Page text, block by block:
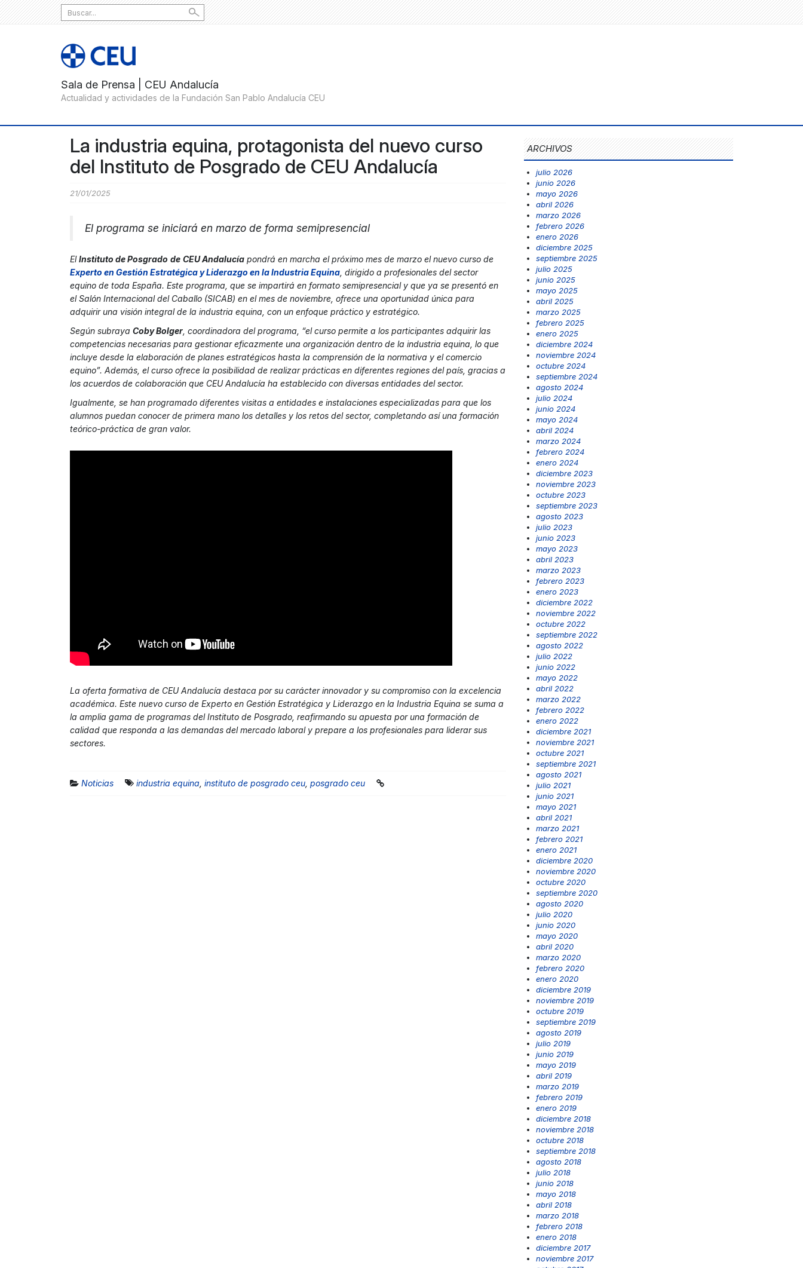
Search
for:
La industria equina, protagonista del nuevo curso
del Instituto de Posgrado de CEU Andalucía
21/01/2025
El programa se iniciará en marzo de forma semipresencial
ElInstituto de Posgrado de CEU Andalucía pondrá en marcha el próximo mes de marzo el nuevo curso de
Experto en Gestión Estratégica y Liderazgo en la Industria Equina , dirigido a profesionales del sector
equino de toda España. Este programa, que se impartirá en formato semipresencial y que ya se presentó en
el Salón Internacional del Caballo (SICAB) en el mes de noviembre, ofrece una oportunidad única para
adquirir una visión integral de la industria equina, con un enfoque práctico y estratégico.
Según subraya Coby Bolger , coordinadora del programa, “el curso permite a los participantes adquirir las
competencias necesarias para gestionar eficazmente una organización dentro de la industria equina, lo que
incluye desde la elaboración de planes estratégicos hasta la comprensión de la normativa y el comercio
equino”. Además, el curso ofrece la posibilidad de realizar prácticas en diferentes regiones del país, gracias a
los acuerdos de colaboración que CEU Andalucía ha establecido con diversas entidades del sector.
Igualmente, se han programado diferentes visitas a entidades e instalaciones especializadas para que los
alumnos puedan conocer de primera mano los detalles y los retos del sector, completando así una formación
teórico-práctica de gran valor.
La oferta formativa de CEU Andalucía destaca por su carácter innovador y su compromiso con la excelencia
académica. Este nuevo curso de Experto en Gestión Estratégica y Liderazgo en la Industria Equina se suma a
la amplia gama de programas del Instituto de Posgrado, reafirmando su apuesta por una formación de
calidad que responda a las demandas del mercado laboral y prepare a los profesionales para liderar sus
sectores.
Noticias industria equina instituto de posgrado ceu posgrado ceu
ARCHIVOS
julio 2026
junio 2026
mayo 2026
abril 2026
marzo 2026
febrero 2026
enero 2026
diciembre 2025
septiembre 2025
julio 2025
junio 2025
mayo 2025
abril 2025
marzo 2025
febrero 2025
enero 2025
diciembre 2024
noviembre 2024
octubre 2024
septiembre 2024
agosto 2024
julio 2024
junio 2024
mayo 2024
abril 2024
marzo 2024
febrero 2024
enero 2024
diciembre 2023
noviembre 2023
octubre 2023
septiembre 2023
agosto 2023
julio 2023
junio 2023
mayo 2023
abril 2023
marzo 2023
febrero 2023
enero 2023
diciembre 2022
noviembre 2022
octubre 2022
septiembre 2022
agosto 2022
julio 2022
junio 2022
mayo 2022
abril 2022
marzo 2022
febrero 2022
enero 2022
diciembre 2021
noviembre 2021
octubre 2021
septiembre 2021
agosto 2021
julio 2021
junio 2021
mayo 2021
abril 2021
marzo 2021
febrero 2021
enero 2021
diciembre 2020
noviembre 2020
octubre 2020
septiembre 2020
agosto 2020
julio 2020
junio 2020
mayo 2020
abril 2020
marzo 2020
febrero 2020
enero 2020
diciembre 2019
noviembre 2019
octubre 2019
septiembre 2019
agosto 2019
julio 2019
junio 2019
mayo 2019
abril 2019
marzo 2019
febrero 2019
enero 2019
diciembre 2018
noviembre 2018
octubre 2018
septiembre 2018
agosto 2018
julio 2018
junio 2018
mayo 2018
abril 2018
marzo 2018
febrero 2018
enero 2018
diciembre 2017
noviembre 2017